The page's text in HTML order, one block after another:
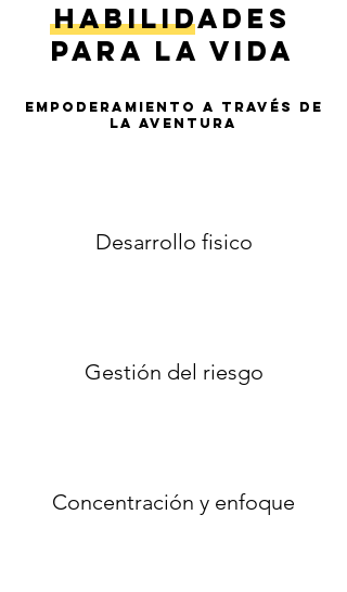
Habilidades
para la vida
Empoderamiento a través de
la aventura
Desarrollo fisico
Gestión del riesgo
Concentración y enfoque